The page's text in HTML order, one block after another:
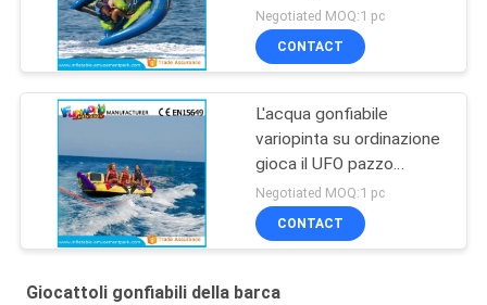
gonfiabile della zattera
del crogiolo di acqua di
volo
Negotiated MOQ:1 pc
CONTACT
L'acqua gonfiabile
variopinta su ordinazione
gioca il UFO pazzo
gonfiabile per i giochi
dell'acqua
Negotiated MOQ:1 pc
CONTACT
Giocattoli gonfiabili della barca